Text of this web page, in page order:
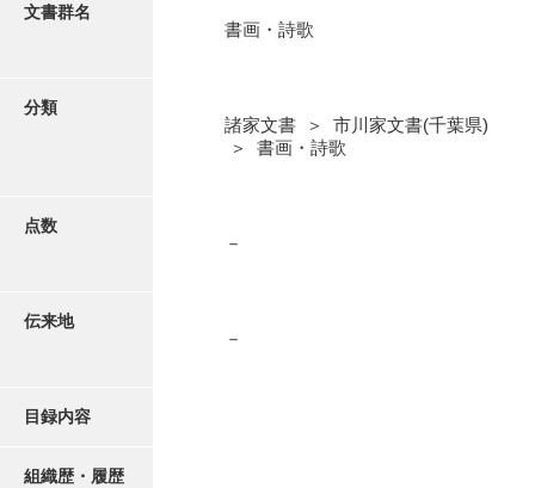
更新履歴
文書群名
書画・詩歌
分類
諸家文書 ＞ 市川家文書(千葉県)
＞ 書画・詩歌
点数
－
伝来地
－
目録内容
組織歴・履歴